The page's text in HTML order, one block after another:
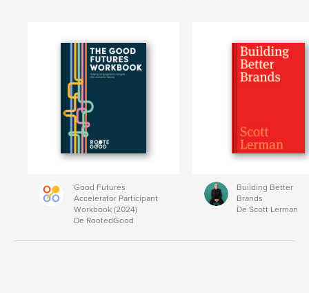
Good Futures
Accelerator Participant
Workbook (2024)
De RootedGood
Building Better
Brands
De Scott Lerman